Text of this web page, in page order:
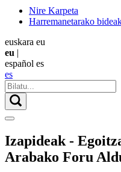
Nire Karpeta
Harremanetarako
euskara eu
eu |
español es
es
Izapideak -
Arabako Foru